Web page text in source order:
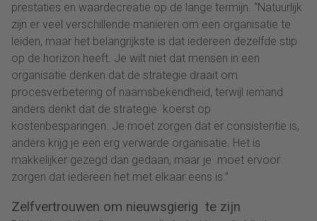
prestaties en waardecreatie op de lange termijn. “Natuurlijk
zijn er veel verschillende manieren om een organisatie te
leiden, maar het belangrijkste is dat iedereen dezelfde stip
op de horizon heeft. Je wilt niet dat mensen in een
organisatie denken dat de strategie draait om
procesverbetering of naamsbekendheid, terwijl iemand
anders denkt dat de strategie koerst op
kostenbesparingen. Je moet zorgen dat er consistentie is,
anders krijg je een erg verwarde organisatie. Het is
makkelijker gezegd dan gedaan, maar je moet ervoor
zorgen dat iedereen het met elkaar eens is.”
Zelfvertrouwen om nieuwsgierig te zijn